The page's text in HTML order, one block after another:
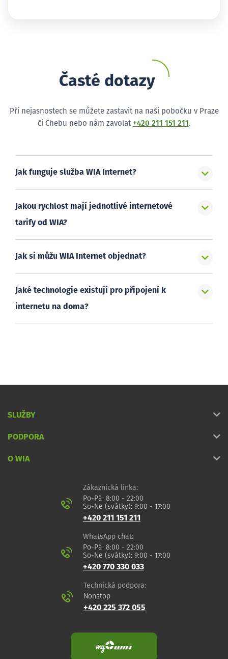
Časté dotazy
Při nejasnostech se můžete zastavit na naši pobočku v Praze
či Chebu nebo nám zavolat +420 211 151 211 .
Jak funguje služba WIA Internet?
Jakou rychlost mají jednotlivé internetové
tarify od WIA?
Jak si můžu WIA Internet objednat?
Jaké technologie existují pro připojení k
internetu na doma?
SLUŽBY
PODPORA
O WIA
Zákaznická linka:
Po-Pá: 8:00 - 22:00
So-Ne (svátky): 9:00 - 17:00
+420 211 151 211
WhatsApp chat:
Po-Pá: 8:00 - 22:00
So-Ne (svátky): 9:00 - 17:00
+420 770 330 033
Technická podpora:
Nonstop
+420 225 372 055